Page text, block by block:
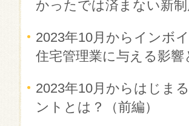
かったでは済まない新
2023年10月からインボ
住宅管理業に与える影
2023年10月からはじま
ントとは？（前編）